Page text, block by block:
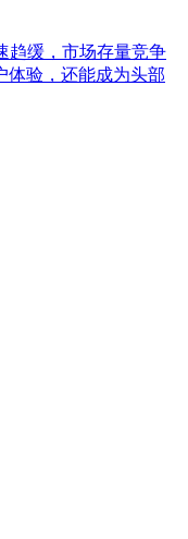
趋缓，市场存量竞争
体验，还能成为头部